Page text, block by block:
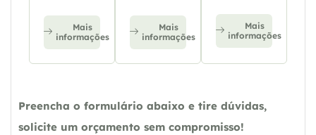
Mais
informações
Mais
informações
Mais
informações
Preencha o formulário abaixo e tire dúvidas,
solicite um orçamento sem compromisso!